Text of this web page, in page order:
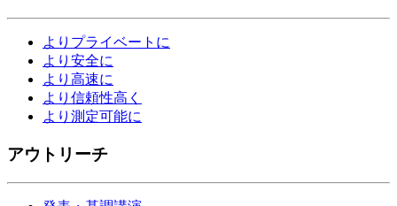
よりプライベートに
より安全に
より高速に
より信頼性高く
より測定可能に
アウトリーチ